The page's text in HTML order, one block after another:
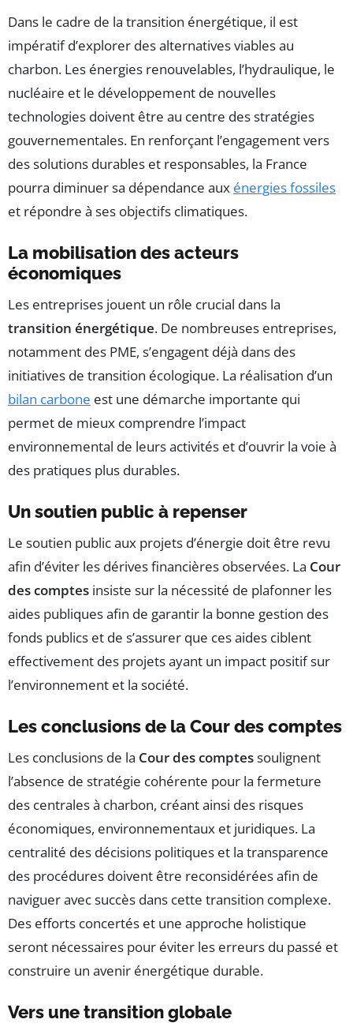
Dans le cadre de la transition énergétique, il est
impératif d’explorer des alternatives viables au
charbon. Les énergies renouvelables, l’hydraulique, le
nucléaire et le développement de nouvelles
technologies doivent être au centre des stratégies
gouvernementales. En renforçant l’engagement vers
des solutions durables et responsables, la France
pourra diminuer sa dépendance aux énergies fossiles
et répondre à ses objectifs climatiques.
La mobilisation des acteurs
économiques
Les entreprises jouent un rôle crucial dans la
transition énergétique. De nombreuses entreprises,
notamment des PME, s’engagent déjà dans des
initiatives de transition écologique. La réalisation d’un
bilan carbone est une démarche importante qui
permet de mieux comprendre l’impact
environnemental de leurs activités et d’ouvrir la voie à
des pratiques plus durables.
Un soutien public à repenser
Le soutien public aux projets d’énergie doit être revu
afin d’éviter les dérives financières observées. La Cour
des comptes insiste sur la nécessité de plafonner les
aides publiques afin de garantir la bonne gestion des
fonds publics et de s’assurer que ces aides ciblent
effectivement des projets ayant un impact positif sur
l’environnement et la société.
Les conclusions de la Cour des comptes
Les conclusions de la Cour des comptessoulignent
l’absence de stratégie cohérente pour la fermeture
des centrales à charbon, créant ainsi des risques
économiques, environnementaux et juridiques. La
centralité des décisions politiques et la transparence
des procédures doivent être reconsidérées afin de
naviguer avec succès dans cette transition complexe.
Des efforts concertés et une approche holistique
seront nécessaires pour éviter les erreurs du passé et
construire un avenir énergétique durable.
Vers une transition globale